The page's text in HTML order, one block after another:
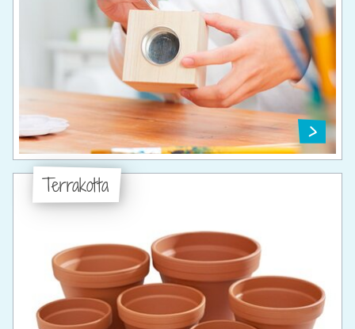
Terrakotta